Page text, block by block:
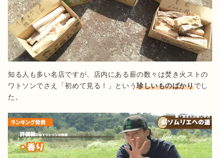
知る人も多い名店ですが、店内にある薪の数々は焚き火ストの
ワトソンでさえ「初めて見る！」という珍しいものばかりでし